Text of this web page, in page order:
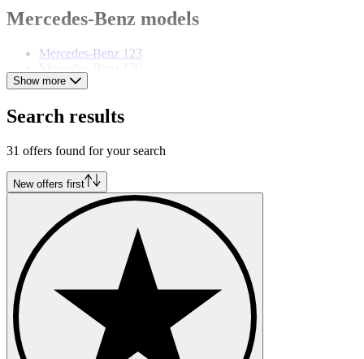
Mercedes-Benz models
Mercedes-Benz 123
Mercedes-Benz 190
Mercedes-Benz 250
Mercedes-Benz 280
Mercedes-Benz E-Class
Mercedes-Benz G-Class
Mercedes-Benz Ponton
Mercedes-Benz S-Class
Mercedes-Benz SL-Class
Show more
Search results
31 offers found for your search
New offers first